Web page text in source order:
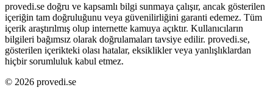
provedi.se doğru ve kapsamlı bilgi sunmaya çalışır, ancak gösterilen
içeriğin tam doğruluğunu veya güvenilirliğini garanti edemez. Tüm
içerik araştırılmış olup internette kamuya açıktır. Kullanıcıların
bilgileri bağımsız olarak doğrulamaları tavsiye edilir. provedi.se,
gösterilen içerikteki olası hatalar, eksiklikler veya yanlışlıklardan
hiçbir sorumluluk kabul etmez.
© 2026 provedi.se